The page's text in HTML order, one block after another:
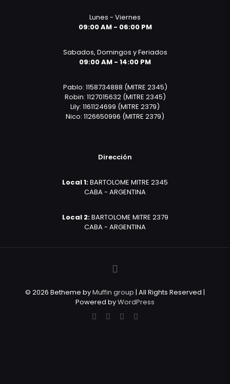
Lunes - Viernes
09:00 AM - 06:00 PM
Sabados, Domingos y Feriados
09:00 AM - 14:00 PM
Pablo: 1158734888 (MITRE 2345)
Robin: 1127015632 (MITRE 2345)
Lily: 1161124699 (MITRE 2379)
Nico: 1126650996 (MITRE 2379)
Dirección
Local 1:BARTOLOME MITRE 2345
CABA - ARGENTINA
Local 2:BARTOLOME MITRE 2379
CABA - ARGENTINA
© 2026 Betheme byMuffin group | All Rights Reserved |
Powered byWordPress